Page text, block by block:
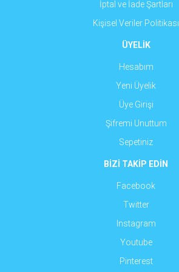
İptal ve İade Şartları
Kişisel Veriler Politikası
ÜYELİK
Hesabım
Yeni Üyelik
Üye Girişi
Şifremi Unuttum
Sepetiniz
BİZİ TAKİP EDİN
Facebook
Twitter
Instagram
Youtube
Pinterest